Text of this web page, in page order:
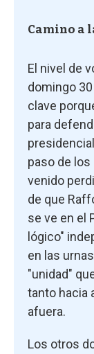
Camino a
El nivel de
domingo
clave
para
paso de
venido
de que
se ve en el
lógico"
en las
"unidad"
tanto hacia
afuera.
Los otros